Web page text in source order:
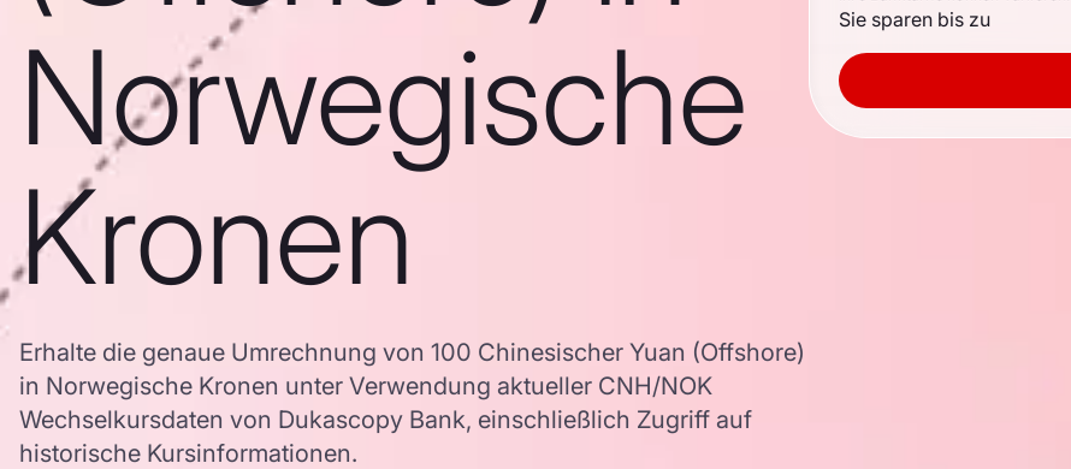
Norwegische
Kronen
Erhalte die genaue Umrechnung von 100 Chinesischer Yuan (Offshore)
in Norwegische Kronen unter Verwendung aktueller CNH/NOK
Wechselkursdaten von Dukascopy Bank, einschließlich Zugriff auf
historische Kursinformationen.
Sie sparen bis zu